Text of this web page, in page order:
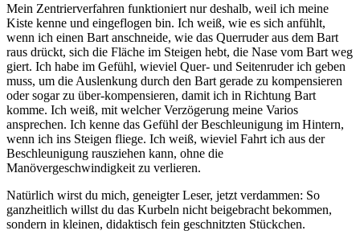
Mein Zentrierverfahren funktioniert nur deshalb, weil ich meine
Kiste kenne und eingeflogen bin. Ich weiß, wie es sich anfühlt,
wenn ich einen Bart anschneide, wie das Querruder aus dem Bart
raus drückt, sich die Fläche im Steigen hebt, die Nase vom Bart weg
giert. Ich habe im Gefühl, wieviel Quer- und Seitenruder ich geben
muss, um die Auslenkung durch den Bart gerade zu kompensieren
oder sogar zu über-kompensieren, damit ich in Richtung Bart
komme. Ich weiß, mit welcher Verzögerung meine Varios
ansprechen. Ich kenne das Gefühl der Beschleunigung im Hintern,
wenn ich ins Steigen fliege. Ich weiß, wieviel Fahrt ich aus der
Beschleunigung rausziehen kann, ohne die
Manövergeschwindigkeit zu verlieren.
Natürlich wirst du mich, geneigter Leser, jetzt verdammen: So
ganzheitlich willst du das Kurbeln nicht beigebracht bekommen,
sondern in kleinen, didaktisch fein geschnitzten Stückchen.